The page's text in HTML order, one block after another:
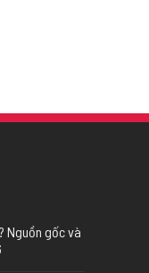
Nguồn gốc và